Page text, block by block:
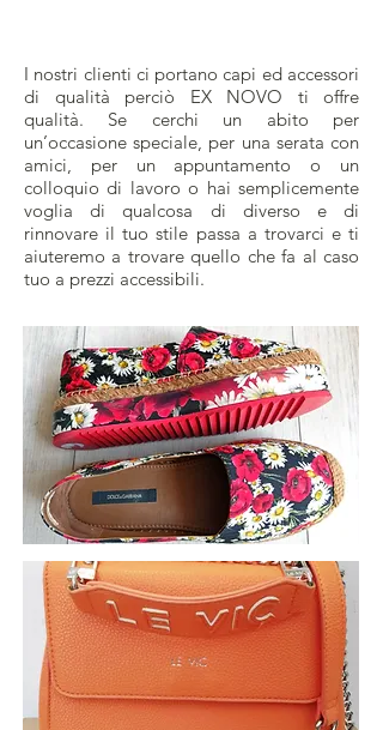
I nostri clienti ci portano capi ed accessori
di qualità perciò EX NOVO ti offre
qualità. Se cerchi un abito per
un’occasione speciale, per una serata con
amici, per un appuntamento o un
colloquio di lavoro o hai semplicemente
voglia di qualcosa di diverso e di
rinnovare il tuo stile passa a trovarci e ti
aiuteremo a trovare quello che fa al caso
tuo a prezzi accessibili.